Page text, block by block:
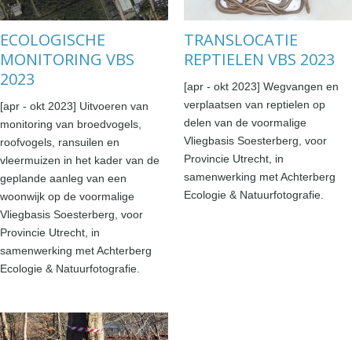
ECOLOGISCHE
MONITORING VBS
2023
[apr - okt 2023] Uitvoeren van
monitoring van broedvogels,
roofvogels, ransuilen en
vleermuizen in het kader van de
geplande aanleg van een
woonwijk op de voormalige
Vliegbasis Soesterberg, voor
Provincie Utrecht, in
samenwerking met Achterberg
Ecologie & Natuurfotografie.
TRANSLOCATIE
REPTIELEN VBS 2023
[apr - okt 2023] Wegvangen en
verplaatsen van reptielen op
delen van de voormalige
Vliegbasis Soesterberg, voor
Provincie Utrecht, in
samenwerking met Achterberg
Ecologie & Natuurfotografie.